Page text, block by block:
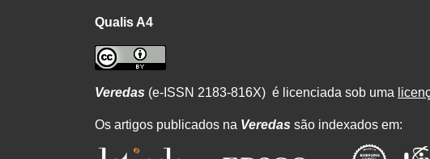
Qualis A4
Veredas (e-ISSN 2183-816X) é licenciada sob uma
Os artigos publicados na Veredas são indexados em: